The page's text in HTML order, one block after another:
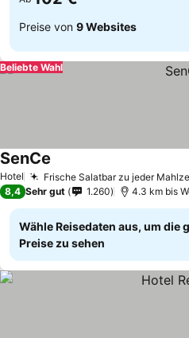
Preise von 9 Websites
Beliebte Wahl
Hotel Frische Salatbar zu jeder
SenCe
8,4 Sehr gut 1.260 4.3 km bis
Wähle Reisedaten aus, um die
Preise zu sehen